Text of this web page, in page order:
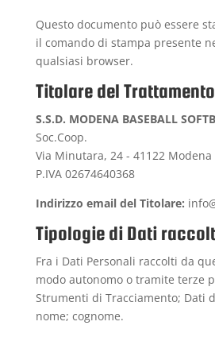
Questo documento può essere
il comando di stampa presente
qualsiasi browser.
Titolare del
S.S.D. MODENA BASEBALL
Soc.Coop.
Via Minutara, 24 - 41122 Modena
P.IVA 02674640368
Indirizzo email del Titolare:
Tipologie di Dati
Fra i Dati Personali raccolti da
modo autonomo o tramite terze
Strumenti di Tracciamento; Dati
nome; cognome.